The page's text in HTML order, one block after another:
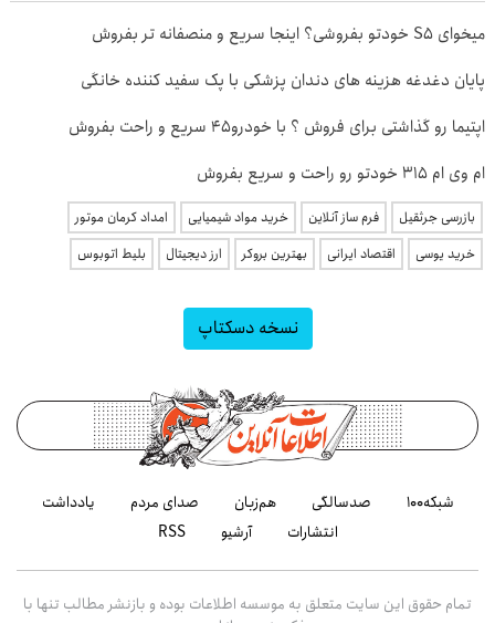
میخوای S5 خودتو بفروشی؟ اینجا سریع و منصفانه تر بفروش
پایان دغدغه هزینه های دندان پزشکی با پک سفید کننده خانگی
اپتیما رو گذاشتی برای فروش ؟ با خودرو45 سریع و راحت بفروش
ام وی ام 315 خودتو رو راحت و سریع بفروش
بازرسی جرثقیل فرم ساز آنلاین خرید مواد شیمیایی
امداد کرمان موتور
خرید یوسی
اقتصاد ایرانی بهترین بروکر ارز دیجیتال بلیط اتوبوس
نسخه دسکتاپ
شبکه۱۰۰ صدسالگی هم‌زبان صدای مردم
یادداشت
انتشارات
آرشیو RSS
تمام حقوق این سایت متعلق به موسسه اطلاعات بوده و بازنشر مطالب تنها با